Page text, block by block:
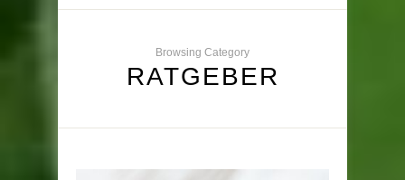
Browsing Category
RATGEBER